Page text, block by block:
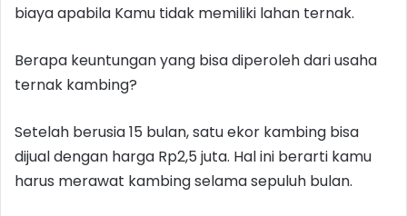
biaya apabila Kamu tidak memiliki lahan ternak.
Berapa keuntungan yang bisa diperoleh dari usaha
ternak kambing?
Setelah berusia 15 bulan, satu ekor kambing bisa
dijual dengan harga Rp2,5 juta. Hal ini berarti kamu
harus merawat kambing selama sepuluh bulan.